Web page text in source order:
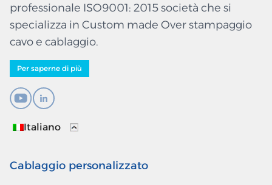
professionale ISO9001: 2015 società che si
specializza in Custom made Over stampaggio
cavo e cablaggio.
Per saperne di più
Italiano
Cablaggio personalizzato